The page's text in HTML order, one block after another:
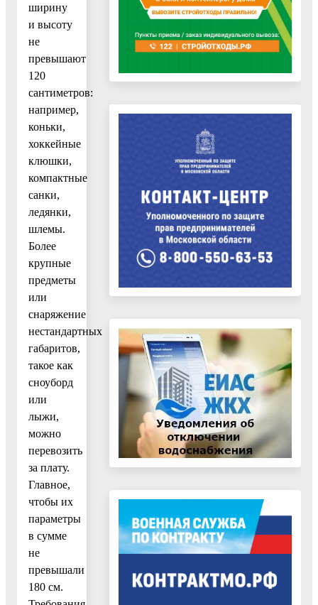
ширину
и высоту
не
превышают
120
сантиметров:
например,
коньки,
хоккейные
клюшки,
компактные
санки,
ледянки,
шлемы.
Более
крупные
предметы
или
снаряжение
нестандартных
габаритов,
такое как
сноуборд
или
лыжи,
можно
перевозить
за плату.
Главное,
чтобы их
параметры
в сумме
не
превышали
180 см.